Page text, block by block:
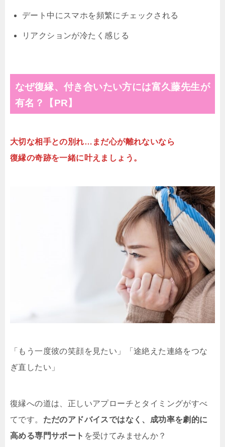
デート中にスマホを頻繁にチェックされる
リアクションが冷たく感じる
なぜ復縁、付き合いたい方には富久藤先生が
有名？【PR】
大切な相手との別れ…まだ心が離れないなら
復縁の奇跡を一緒に叶えましょう。
「もう一度彼の笑顔を見たい」「途絶えた連絡をつな
ぎ直したい」
復縁への道は、正しいアプローチとタイミングがすべ
てです。 ただのアドバイスではなく、成功率を劇的に
高める専門サポート を受けてみませんか？